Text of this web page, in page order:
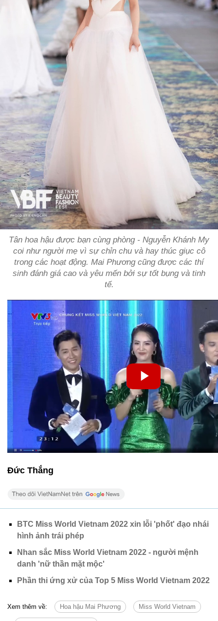
Tân hoa hậu được bạn cùng phòng - Nguyễn Khánh My
coi như người mẹ vì sự chỉn chu và hay thúc giục cô
trong các hoạt động. Mai Phương cũng được các thí
sinh đánh giá cao và yêu mến bởi sự tốt bụng và tinh
tế.
Đức Thắng
BTC Miss World Vietnam 2022 xin lỗi 'phốt' đạo nhái
hình ảnh trái phép
Nhan sắc Miss World Vietnam 2022 - người mệnh
danh 'nữ thần mặt mộc'
Phần thi ứng xử của Top 5 Miss World Vietnam 2022
Xem thêm về: Hoa hậu Mai Phương Miss World Vietnam